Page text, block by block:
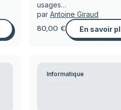
usages…
par Antoine Giraud
80,00 € En savoir
Informatique